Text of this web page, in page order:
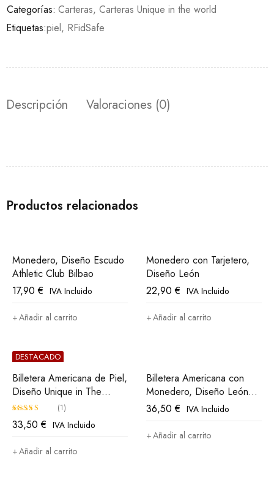
Categorías: Carteras, Carteras Unique in the world
Etiquetas:piel, RFidSafe
Descripción Valoraciones (0)
Productos relacionados
Monedero, Diseño Escudo
Athletic Club Bilbao
17,90€ IVA Incluido
Añadir al carrito
Monedero con Tarjetero,
Diseño León
22,90€ IVA Incluido
Añadir al carrito
DESTACADO
Billetera Americana de Piel,
Diseño Unique in The
World, Athletic Club Bilbao
Valorado
con5.00
de 5
(1)
33,50€ IVA Incluido
Añadir al carrito
Billetera Americana con
Monedero, Diseño León
Athletic Club Bilbao
36,50€ IVA Incluido
Añadir al carrito